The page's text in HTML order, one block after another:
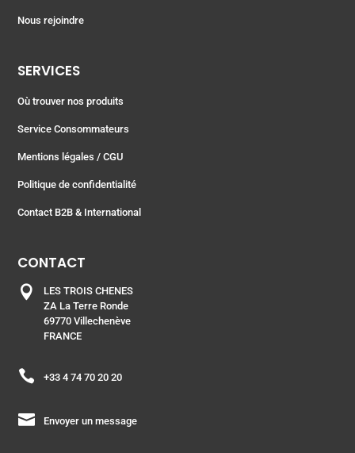
Nous rejoindre
SERVICES
Où trouver nos produits
Service Consommateurs
Mentions légales / CGU
Politique de confidentialité
Contact B2B & International
CONTACT

LES TROIS CHENES
ZA La Terre Ronde
69770 Villechenève
FRANCE
 +33 4 74 70 20 20
 Envoyer un message